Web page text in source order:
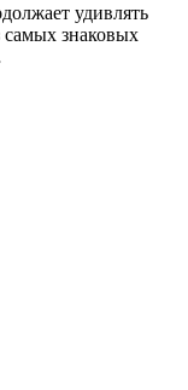
удивлять
знаковых